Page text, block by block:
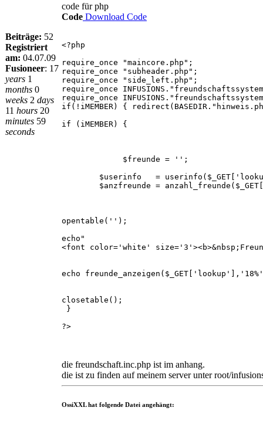
Beiträge: 52
Registriert
am: 04.07.09
Fusioneer: 17
years 1
months 0
weeks 2 days
11 hours 20
minutes 59
seconds
code für php
Code Download Code
<?php
require_once "maincore.php";
require_once "subheader.php";
require_once "side_left.php";
require_once
require_once
if(!iMEMBER) {
if (iMEMBER) {
$freunde = '';
$userinfo =
$anzfreunde =
opentable('');
echo"
<font color='white'
echo
closetable();
}
?>
die freundschaft.inc.php ist im anhang.
die ist zu finden auf meinem server unter root/
OssiXXL hat folgende Datei angehängt: